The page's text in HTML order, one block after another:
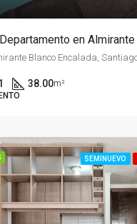
Blanco Encalada,
38.00m²
SEMINUEVO